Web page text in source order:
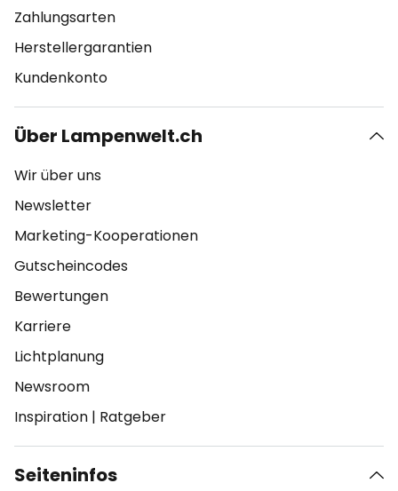
Zahlungsarten
Herstellergarantien
Kundenkonto
Über Lampenwelt.ch
Wir über uns
Newsletter
Marketing-Kooperationen
Gutscheincodes
Bewertungen
Karriere
Lichtplanung
Newsroom
Inspiration | Ratgeber
Seiteninfos